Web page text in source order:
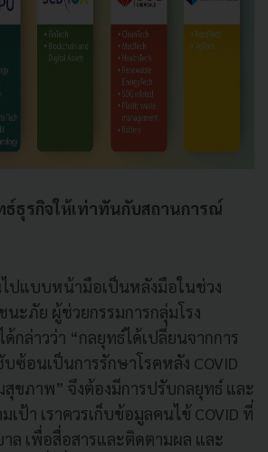
ธุรกิจให้เท่าทันกับสถานการณ์
ปแบบหน้ามือเป็นหลังมือในช่วง
นะภัย ผู้ช่วยกรรมการกลุ่มโรง
กล่าวว่า “กลยุทธ์ได้เปลี่ยนจากการ
ซ้อนเป็นการรักษาโรคหลัง COVID
สุขภาพ” จึงต้องมีการปรับกลยุทธ์ และ
เป้า เราควรเก็บข้อมูลคนไข้ COVID ที่
ล เพื่อสื่อสารและติดตามผล และ